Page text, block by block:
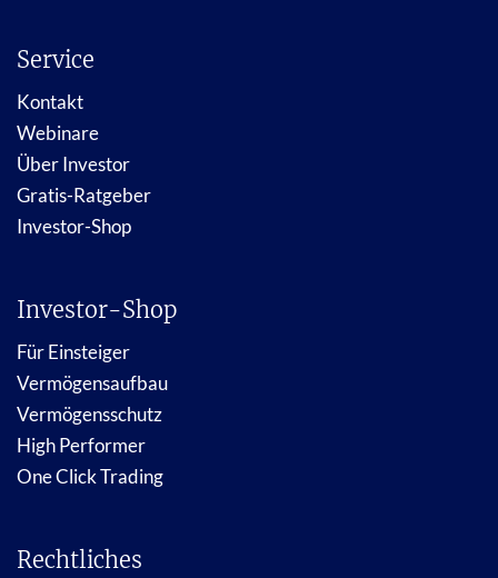
Service
Kontakt
Webinare
Über Investor
Gratis-Ratgeber
Investor-Shop
Investor-Shop
Für Einsteiger
Vermögensaufbau
Vermögensschutz
High Performer
One Click Trading
Rechtliches